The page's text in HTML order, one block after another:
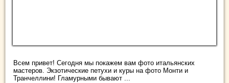
Всем привет! Сегодня мы покажем вам фото итальянских
мастеров. Экзотические петухи и куры на фото Монти и
Транчеллини! Гламурными бывают ...